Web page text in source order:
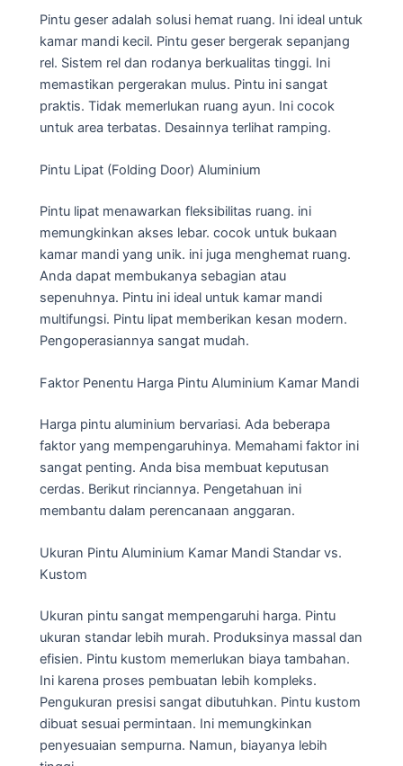
Pintu geser adalah solusi hemat ruang. Ini ideal untuk
kamar mandi kecil. Pintu geser bergerak sepanjang
rel. Sistem rel dan rodanya berkualitas tinggi. Ini
memastikan pergerakan mulus. Pintu ini sangat
praktis. Tidak memerlukan ruang ayun. Ini cocok
untuk area terbatas. Desainnya terlihat ramping.
Pintu Lipat (Folding Door) Aluminium
Pintu lipat menawarkan fleksibilitas ruang. ini
memungkinkan akses lebar. cocok untuk bukaan
kamar mandi yang unik. ini juga menghemat ruang.
Anda dapat membukanya sebagian atau
sepenuhnya. Pintu ini ideal untuk kamar mandi
multifungsi. Pintu lipat memberikan kesan modern.
Pengoperasiannya sangat mudah.
Faktor Penentu Harga Pintu Aluminium Kamar Mandi
Harga pintu aluminium bervariasi. Ada beberapa
faktor yang mempengaruhinya. Memahami faktor ini
sangat penting. Anda bisa membuat keputusan
cerdas. Berikut rinciannya. Pengetahuan ini
membantu dalam perencanaan anggaran.
Ukuran Pintu Aluminium Kamar Mandi Standar vs.
Kustom
Ukuran pintu sangat mempengaruhi harga. Pintu
ukuran standar lebih murah. Produksinya massal dan
efisien. Pintu kustom memerlukan biaya tambahan.
Ini karena proses pembuatan lebih kompleks.
Pengukuran presisi sangat dibutuhkan. Pintu kustom
dibuat sesuai permintaan. Ini memungkinkan
penyesuaian sempurna. Namun, biayanya lebih